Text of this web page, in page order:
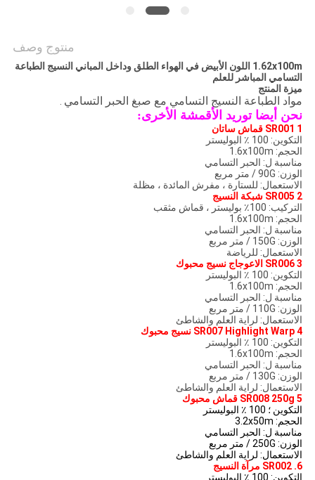
منتوج وصف
1.62x100m اللون الأبيض في الهواء الطلق وداخل المباني النسيج الطباعة
التسامي المباشر للعلم
ميزة المنتج
مواد الطباعة النسيج التسامي مع صبغ الحبر التسامي .
نحن أيضا توريد الأقمشة الأخرى:
1 SR001 قماش ساتان
التكوين: 100 ٪ البوليستر
الحجم: 1.6x100m
مناسبة ل: الحبر التسامي
الوزن: 90G / متر مربع
الاستعمال: للستارة ، مفرش المائدة ، مظلة
2 SR005 شبكة النسيج
التركيب: 100٪ بوليستر ، قماش مثقب
الحجم: 1.6x100m
مناسبة ل: الحبر التسامي
الوزن: 150G / متر مربع
الاستعمال: للرياضة
3 SR006 الاعوجاج نسيج محبوك
التكوين: 100 ٪ البوليستر
الحجم: 1.6x100m
مناسبة ل: الحبر التسامي
الوزن: 110G / متر مربع
الاستعمال: لراية العلم والشاطئ
4 SR007 Highlight Warp نسيج محبوك
التكوين: 100 ٪ البوليستر
الحجم: 1.6x100m
مناسبة ل: الحبر التسامي
الوزن: 130G / متر مربع
الاستعمال: لراية العلم والشاطئ
5 SR008 250g قماش محبوك
التكوين ؛ 100 ٪ البوليستر
الحجم: 3.2x50m
مناسبة ل: الحبر التسامي
الوزن: 250G / متر مربع
الاستعمال: لراية العلم والشاطئ
6. SR002 مرآة النسيج
التكوين: 100 ٪ البوليستر